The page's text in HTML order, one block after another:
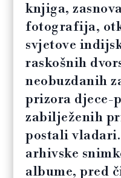
knjiga,
fotografija,
svjetove
raskošnih
neobuzdanih
prizora djece-
zabilježenih
postali
arhivske
albume, pred